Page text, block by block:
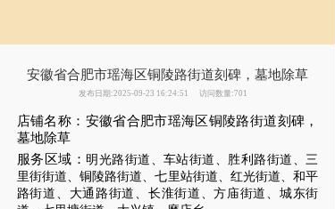
安徽省合肥市瑶海区铜陵路街道刻碑，墓地除草
发布日期:2025-09-23 16:24:51 访问数量:701
店铺名称：安徽省合肥市瑶海区铜陵路街道刻碑，
墓地除草
服务区域： 明光路街道、车站街道、胜利路街道、三
里街街道、铜陵路街道、七里站街道、红光街道、和平
路街道、大通路街道、长淮街道、方庙街道、城东街